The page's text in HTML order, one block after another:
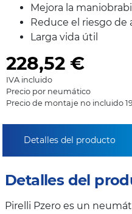
Mejora la
Reduce el riesgo de
Larga vida útil
228,52 €
IVA incluido
Precio por neumático
Precio de montaje no incluido
Detalles del producto
Detalles del
Pirelli Pzero es un